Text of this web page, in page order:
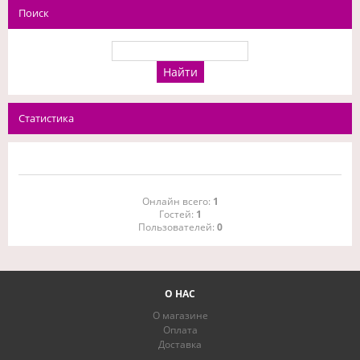
Поиск
Статистика
Онлайн всего: 1
Гостей: 1
Пользователей: 0
О НАС
О магазине
Оплата
Доставка